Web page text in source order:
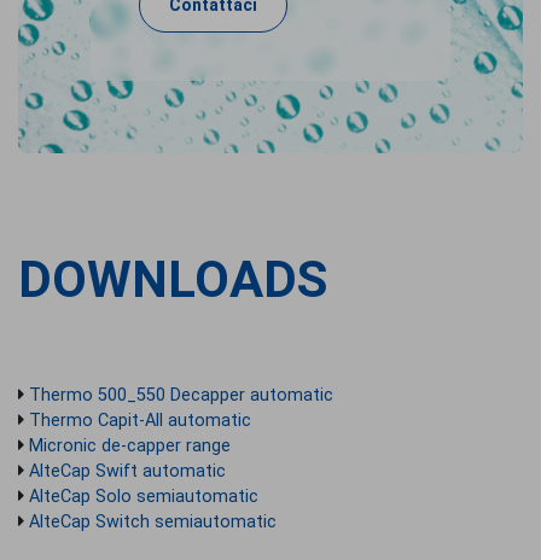
Contattaci
DOWNLOADS
Thermo 500_550 Decapper automatic
Thermo Capit-All automatic
Micronic de-capper range
AlteCap Swift automatic
AlteCap Solo semiautomatic
AlteCap Switch semiautomatic